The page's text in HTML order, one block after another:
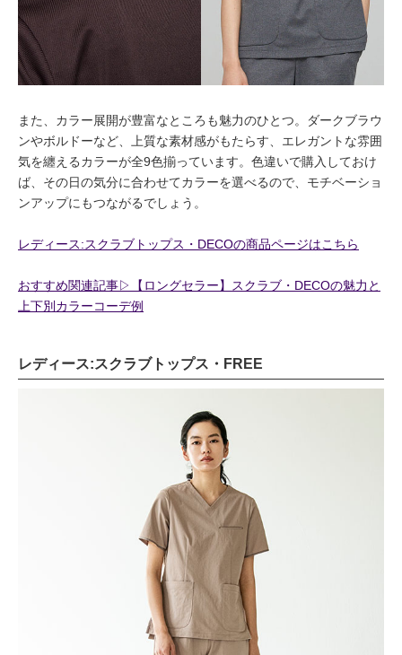
また、カラー展開が豊富なところも魅力のひとつ。ダークブラウ
ンやボルドーなど、上質な素材感がもたらす、エレガントな雰囲
気を纏えるカラーが全9色揃っています。色違いで購入しておけ
ば、その日の気分に合わせてカラーを選べるので、モチベーショ
ンアップにもつながるでしょう。
レディース:スクラブトップス・DECOの商品ページはこちら
おすすめ関連記事▷【ロングセラー】スクラブ・DECOの魅力と
上下別カラーコーデ例
レディース:スクラブトップス・FREE